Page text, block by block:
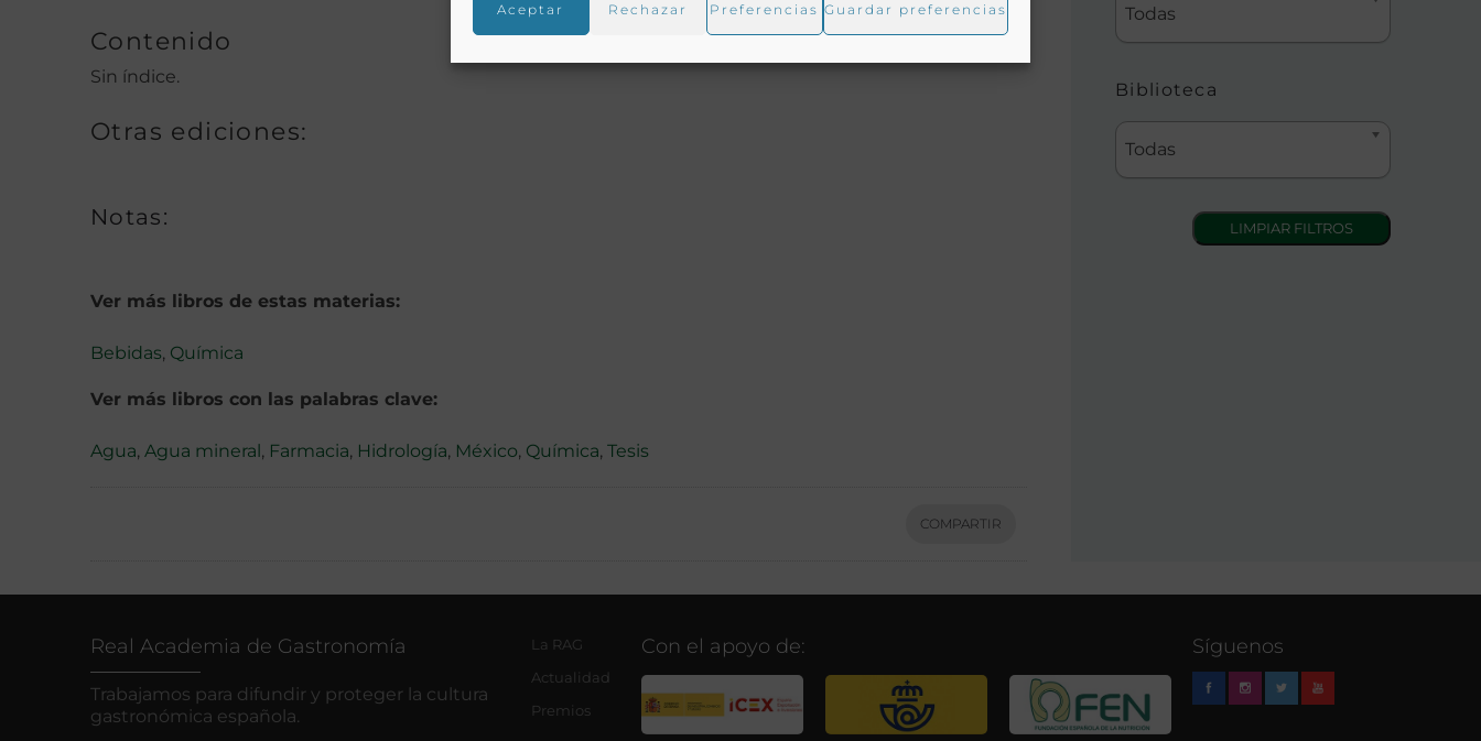
Aceptar Rechazar Preferencias Guardar preferencias
Contenido
Sin índice.
Otras ediciones:
Notas:
Ver más libros de estas materias:
Bebidas, Química
Ver más libros con las palabras clave:
Agua, Agua mineral , Farmacia, Hidrología, México, Química, Tesis
COMPARTIR
Todas
Biblioteca
Todas
Real Academia de Gastronomía
Trabajamos para difundir y proteger la cultura
gastronómica española.
La RAG
Actualidad
Premios
Con el apoyo de: Síguenos